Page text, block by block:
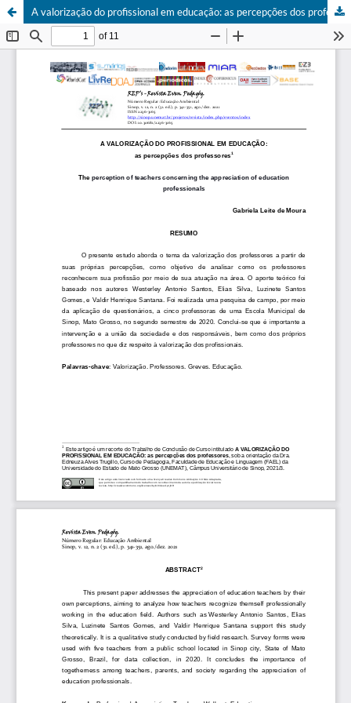
A valorização do profissional em educação: as percepções dos professores